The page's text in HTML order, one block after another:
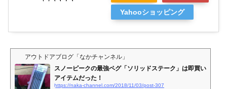
Yahooショッピング
アウトドアブログ「なかチャンネル」
スノーピークの最強ペグ「ソリッドステーク」は即買い
アイテムだった！
https://naka-channel.com/2018/11/03/post-307